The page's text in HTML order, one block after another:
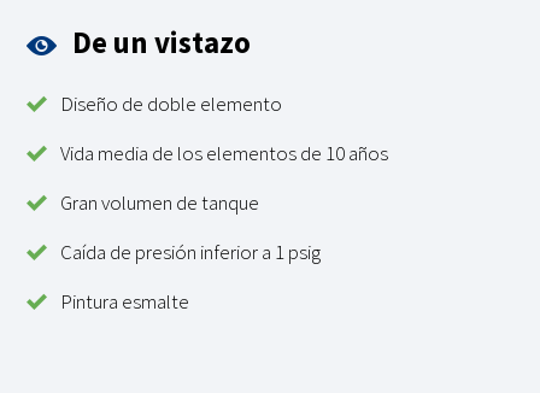
De un vistazo
Diseño de doble elemento
Vida media de los elementos de 10 años
Gran volumen de tanque
Caída de presión inferior a 1 psig
Pintura esmalte